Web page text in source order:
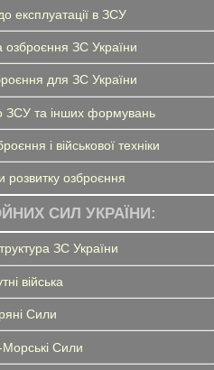
експлуатації в ЗСУ
ЗС України
для ЗС України
та інших формувань
і військової техніки
розвитку озброєння
СИЛ УКРАЇНИ:
ЗС України
війська
Сили
Морські Сили